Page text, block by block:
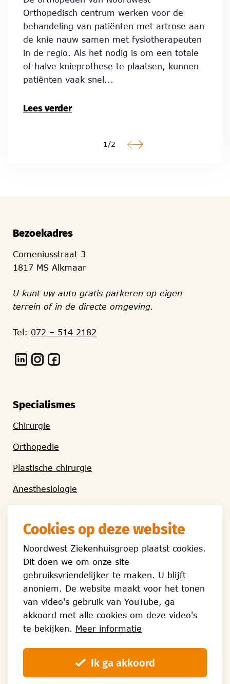
Orthopedisch centrum werken voor de
behandeling van patiënten met artrose aan
de knie nauw samen met fysiotherapeuten
in de regio. Als het nodig is om een totale
of halve knieprothese te plaatsen, kunnen
patiënten vaak snel...
Lees verder
1/2
Bezoekadres
Comeniusstraat 3
1817 MS Alkmaar
U kunt uw auto gratis parkeren op eigen
terrein of in de directe omgeving.
Tel: 072 – 514 2182
Specialismes
Chirurgie
Orthopedie
Plastische chirurgie
Anesthesiologie
Algemene informatie
Hoe kan ik bij Foreest Kliniek in behandeling
komen
Uw opname
Verwijzers
Cookies op deze website
Noordwest Ziekenhuisgroep plaatst cookies.
Dit doen we om onze site
gebruiksvriendelijker te maken. U blijft
anoniem. De website maakt voor het tonen
van video's gebruik van YouTube, ga
akkoord met alle cookies om deze video's
te bekijken. Meer informatie
Ik ga akkoord